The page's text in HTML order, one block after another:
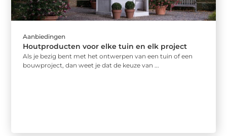
Aanbiedingen
Houtproducten voor elke tuin en elk project
Als je bezig bent met het ontwerpen van een tuin of een
bouwproject, dan weet je dat de keuze van ...